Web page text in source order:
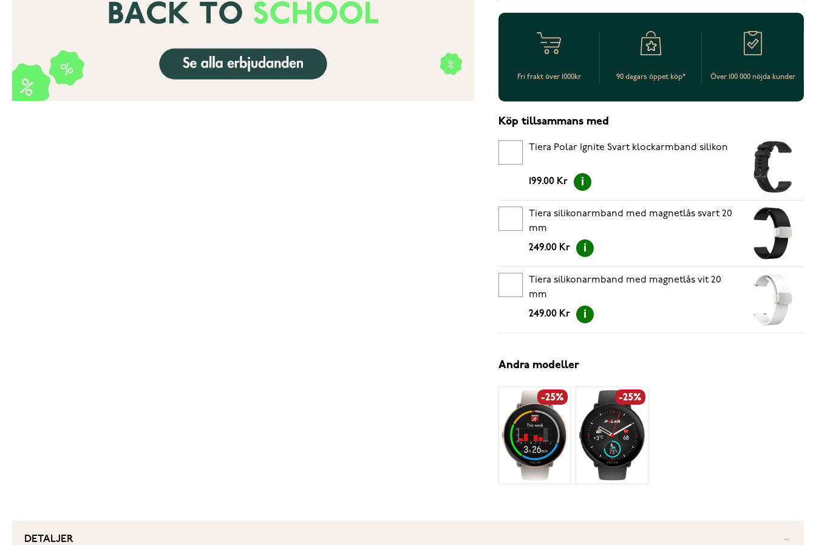
Fri frakt över 1000kr 90 dagars öppet köp* Över 100 000 nöjda kunder
Köp tillsammans med
Tiera Polar Ignite Svart klockarmband silikon
199.00 Kr
Tiera silikonarmband med magnetlås svart 20
mm
249.00 Kr
Tiera silikonarmband med magnetlås vit 20
mm
249.00 Kr
Andra modeller
-25% -25%
DETALJER